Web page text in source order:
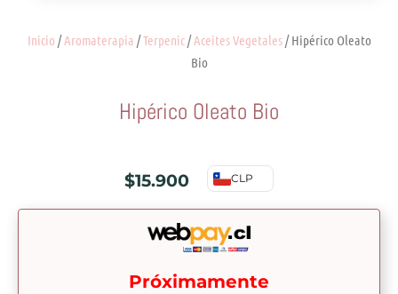
Inicio /Aromaterapia /Terpenic/Aceites Vegetales/ Hipérico Oleato
Bio
Hipérico Oleato Bio
$15.900 CLP
Próximamente